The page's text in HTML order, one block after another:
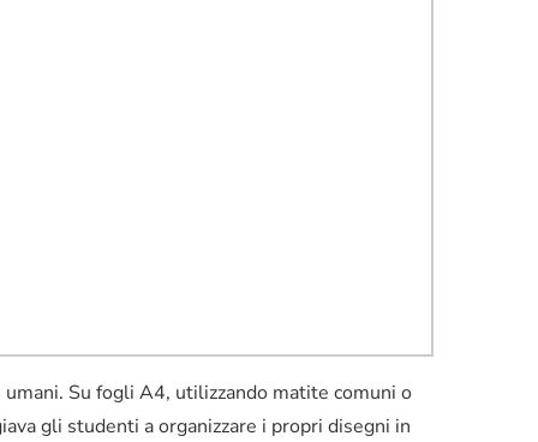
Su fogli A4, utilizzando matite comuni o
gli studenti a organizzare i propri disegni in